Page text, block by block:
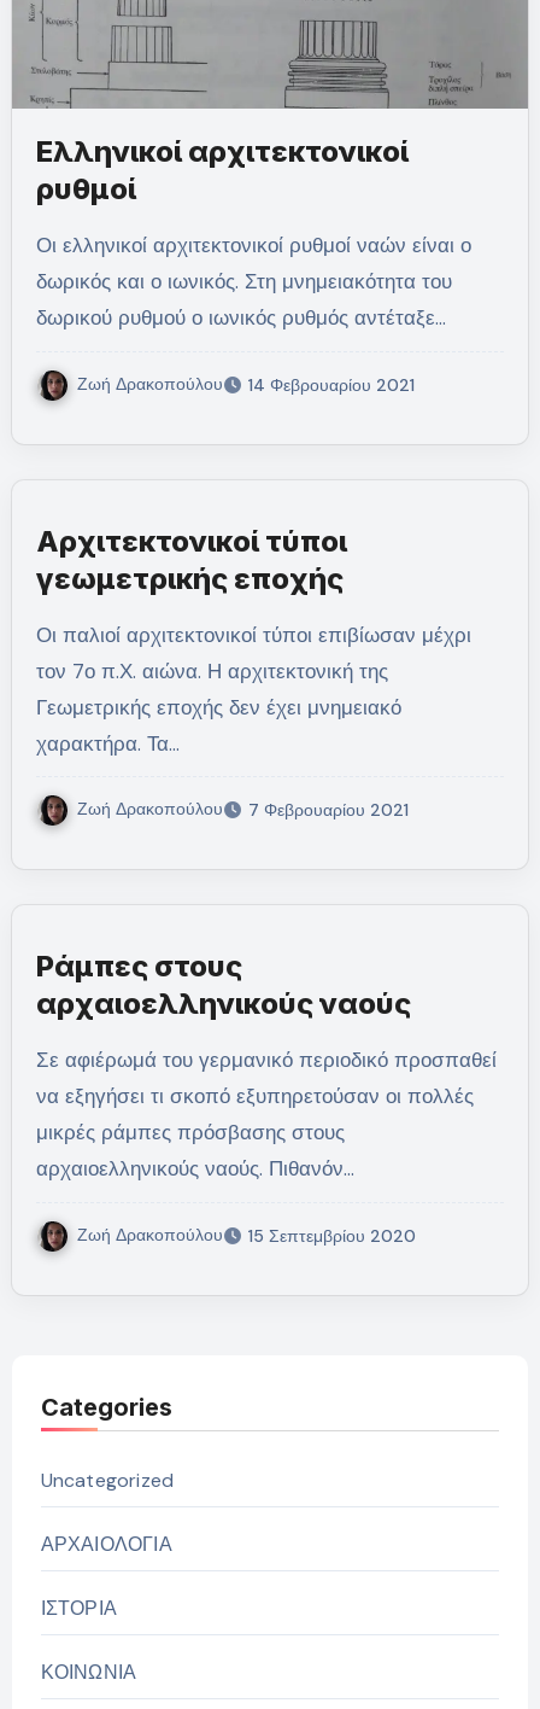
Ελληνικοί αρχιτεκτονικοί
ρυθμοί
Οι ελληνικοί αρχιτεκτονικοί ρυθμοί ναών είναι ο
δωρικός και ο ιωνικός. Στη μνημειακότητα του
δωρικού ρυθμού ο ιωνικός ρυθμός αντέταξε…
Ζωή Δρακοπούλου 14 Φεβρουαρίου 2021
Αρχιτεκτονικοί τύποι
γεωμετρικής εποχής
Οι παλιοί αρχιτεκτονικοί τύποι επιβίωσαν μέχρι
τον 7ο π.Χ. αιώνα. Η αρχιτεκτονική της
Γεωμετρικής εποχής δεν έχει μνημειακό
χαρακτήρα. Τα…
Ζωή Δρακοπούλου 7 Φεβρουαρίου 2021
Ράμπες στους
αρχαιοελληνικούς ναούς
Σε αφιέρωμά του γερμανικό περιοδικό προσπαθεί
να εξηγήσει τι σκοπό εξυπηρετούσαν οι πολλές
μικρές ράμπες πρόσβασης στους
αρχαιοελληνικούς ναούς. Πιθανόν…
Ζωή Δρακοπούλου 15 Σεπτεμβρίου 2020
Categories
Uncategorized
ΑΡΧΑΙΟΛΟΓΙΑ
ΙΣΤΟΡΙΑ
ΚΟΙΝΩΝΙΑ